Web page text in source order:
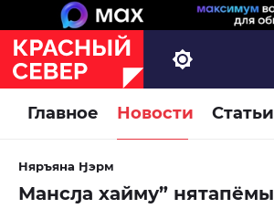
Главное Новости Статьи
Няръяна Ӈэрм
Мансԓа хайму” нятапёмы